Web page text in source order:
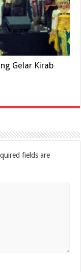
Gelar Kirab
fields are